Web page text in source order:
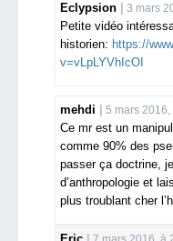
Eclypsion 3 mars
Petite vidéo
historien: https://
v=vLpLYVhIcOI
mehdi 5 mars 2016,
Ce mr est un
comme 90% des
passer ça doctrine,
d’anthropologie et
plus troublant cher